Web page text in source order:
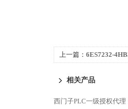
上一篇： 6ES7232-
相关产品
西门子PLC一级授权代理